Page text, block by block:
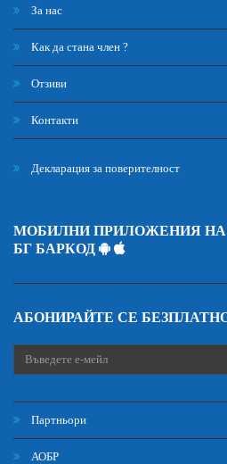
За нас
Как да стана член ?
Отзиви
Контакти
Декларация за поверителност
МОБИЛНИ ПРИЛОЖЕНИЯ
БГ БАРКОД
АБОНИРАЙТЕ СЕ
Партньори
АОБР